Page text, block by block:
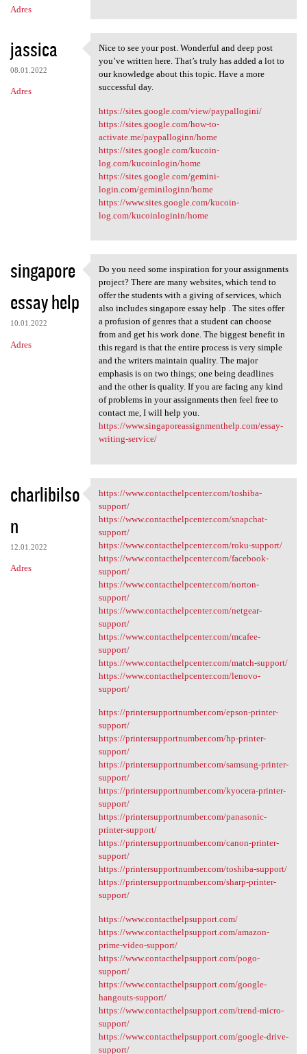
Adres
jassica
08.01.2022
Adres
Nice to see your post.
Nice to see your post. Wonderful and deep post
you’ve written here. That’s truly has added a lot to
our knowledge about this topic. Have a more
successful day.
https://sites.google.com/view/paypallogini/
https://sites.google.com/how-to-
activate.me/paypalloginn/home
https://sites.google.com/kucoin-
log.com/kucoinlogin/home
https://sites.google.com/gemini-
login.com/geminiloginn/home
https://www.sites.google.com/kucoin-
log.com/kucoinloginin/home
singapore
essay help
10.01.2022
Adres
Do you need some inspiration
Do you need some inspiration for your assignments
project? There are many websites, which tend to
offer the students with a giving of services, which
also includes singapore essay help . The sites offer
a profusion of genres that a student can choose
from and get his work done. The biggest benefit in
this regard is that the entire process is very simple
and the writers maintain quality. The major
emphasis is on two things; one being deadlines
and the other is quality. If you are facing any kind
of problems in your assignments then feel free to
contact me, I will help you.
https://www.singaporeassignmenthelp.com/essay-
writing-service/
charlibilso
n
12.01.2022
Adres
https://www.contacthelpcenter
https://www.contacthelpcenter.com/toshiba-
support/
https://www.contacthelpcenter.com/snapchat-
support/
https://www.contacthelpcenter.com/roku-support/
https://www.contacthelpcenter.com/facebook-
support/
https://www.contacthelpcenter.com/norton-
support/
https://www.contacthelpcenter.com/netgear-
support/
https://www.contacthelpcenter.com/mcafee-
support/
https://www.contacthelpcenter.com/match-support/
https://www.contacthelpcenter.com/lenovo-
support/
https://printersupportnumber.com/epson-printer-
support/
https://printersupportnumber.com/hp-printer-
support/
https://printersupportnumber.com/samsung-printer-
support/
https://printersupportnumber.com/kyocera-printer-
support/
https://printersupportnumber.com/panasonic-
printer-support/
https://printersupportnumber.com/canon-printer-
support/
https://printersupportnumber.com/toshiba-support/
https://printersupportnumber.com/sharp-printer-
support/
https://www.contacthelpsupport.com/
https://www.contacthelpsupport.com/amazon-
prime-video-support/
https://www.contacthelpsupport.com/pogo-
support/
https://www.contacthelpsupport.com/google-
hangouts-support/
https://www.contacthelpsupport.com/trend-micro-
support/
https://www.contacthelpsupport.com/google-drive-
support/